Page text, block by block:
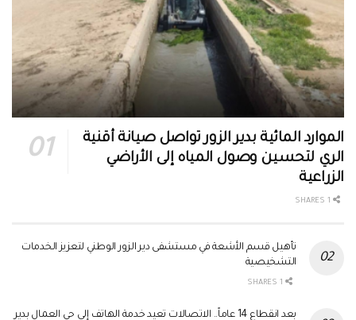
الموارد المائية بدير الزور تواصل صيانة أقنية
الري لتحسين وصول المياه إلى الأراضي
الزراعية
تأهيل قسم الأشعة في مستشفى دير الزور الوطني لتعزيز الخدمات
التشخيصية
بعد انقطاع 14 عاماً.. الاتصالات تعيد خدمة الهاتف إلى حي العمال بدير